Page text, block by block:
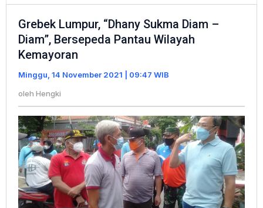
Lumpur,
"Dhany
Sukma
Bersepeda
Pantau
Wilayah
Kemayoran
Grebek Lumpur, “Dhany Sukma Diam –
Diam”, Bersepeda Pantau Wilayah
Kemayoran
Minggu, 14 November 2021 | 09:47 WIB
oleh Hengki